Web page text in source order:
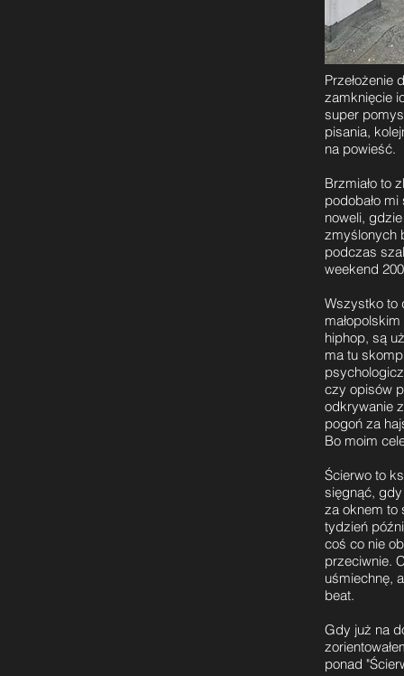
Przełożenie
zamknięcie
super
pisania,
na powieść.
Brzmiało to
podobało
noweli,
zmyślonych
podczas
weekend
Wszystko to
hiphop, są
ma tu
czy opisów
odkrywanie
pogoń za
Bo moim
Ścierwo to
sięgnąć,
za oknem to
tydzień
coś co nie
przeciwnie.
uśmiechnę,
beat.
Gdy już na
ponad